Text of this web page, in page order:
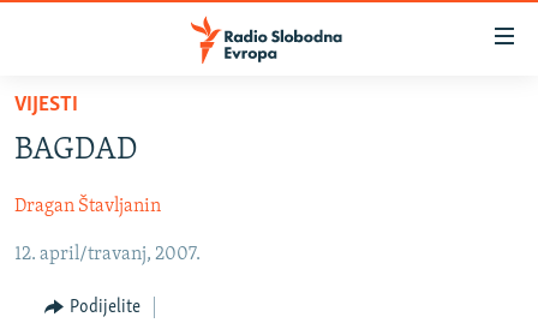
Pređite
glavni
Pređite
na
navigaciju
SRBIJA
KOSOVO
CRNA GORA
VIJESTI
BAGDAD
Dragan Štavljanin
12. april/travanj, 2007.
Podijelite